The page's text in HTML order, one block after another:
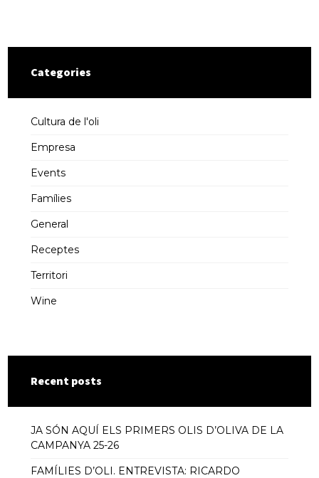
Categories
Cultura de l'oli
Empresa
Events
Famílies
General
Receptes
Territori
Wine
Recent posts
JA SÓN AQUÍ ELS PRIMERS OLIS D’OLIVA DE LA
CAMPANYA 25-26
FAMÍLIES D’OLI. ENTREVISTA: RICARDO